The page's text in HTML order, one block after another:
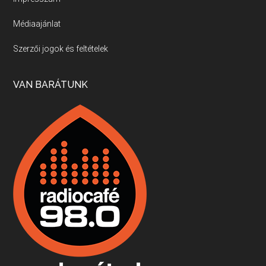
Villány, kékfrankos, Jackfall
Apr 17, 2026 • 00:35:38
Boston, teadélután, bab és homár
Apr 9, 2026 • 00:37:17
Fermentáljunk, a testünk meghálálja!
Apr 3, 2026 • 00:36:07
Médiaajánlat
Szerzői jogok és feltételek
VAN BARÁTUNK